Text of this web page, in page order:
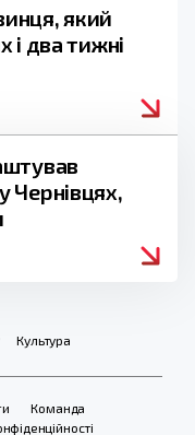
який
і два тижні
Чернівцях,
Культура
Команда